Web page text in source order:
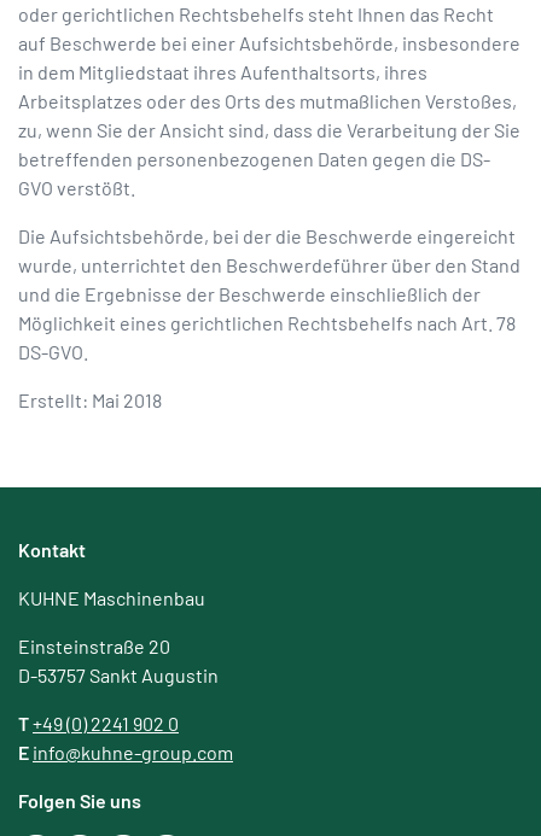
oder gerichtlichen Rechtsbehelfs steht Ihnen das Recht
auf Beschwerde bei einer Aufsichtsbehörde, insbesondere
in dem Mitgliedstaat ihres Aufenthaltsorts, ihres
Arbeitsplatzes oder des Orts des mutmaßlichen Verstoßes,
zu, wenn Sie der Ansicht sind, dass die Verarbeitung der Sie
betreffenden personenbezogenen Daten gegen die DS-
GVO verstößt.
Die Aufsichtsbehörde, bei der die Beschwerde eingereicht
wurde, unterrichtet den Beschwerdeführer über den Stand
und die Ergebnisse der Beschwerde einschließlich der
Möglichkeit eines gerichtlichen Rechtsbehelfs nach Art. 78
DS-GVO.
Erstellt: Mai 2018
Kontakt
KUHNE Maschinenbau
Einsteinstraße 20
D-53757 Sankt Augustin
T+49 (0) 2241 902 0
E info@kuhne-group.com
Folgen Sie uns